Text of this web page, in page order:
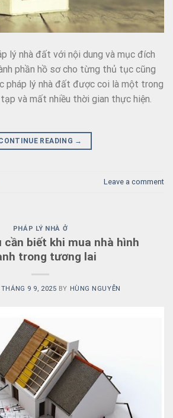
lý nhà đất với nội dung và mục đích
phần hồ sơ cho từng thủ tục cũng
pháp lý nhà đất được coi là một trong
và mất nhiều thời gian thực hiện.
READING →
Leave a comment
PHÁP LÝ NHÀ Ở
cần biết khi mua nhà hình
trong tương lai
THÁNG 9 9, 2025 BY HÙNG NGUYỄN